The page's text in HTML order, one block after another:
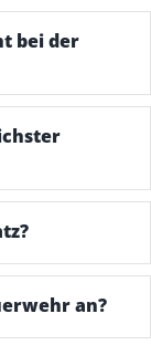
bei der
an?